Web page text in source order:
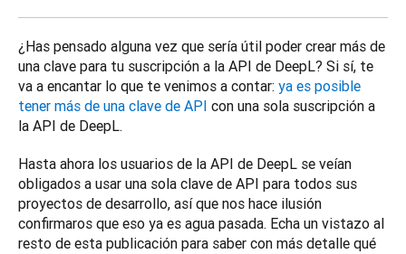
¿Has pensado alguna vez que sería útil poder crear más de
una clave para tu suscripción a la API de DeepL? Si sí, te
va a encantar lo que te venimos a contar: ya es posible
tener más de una clave de API con una sola suscripción a
la API de DeepL.
Hasta ahora los usuarios de la API de DeepL se veían
obligados a usar una sola clave de API para todos sus
proyectos de desarrollo, así que nos hace ilusión
confirmaros que eso ya es agua pasada. Echa un vistazo al
resto de esta publicación para saber con más detalle qué